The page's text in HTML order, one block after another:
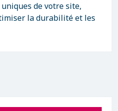
de votre site,
la durabilité et les